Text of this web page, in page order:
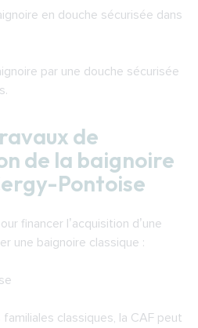
en douche sécurisée dans
par une douche sécurisée
de
de la baignoire
Pontoise
financer l’acquisition d’une
une baignoire classique :
classiques, la CAF peut